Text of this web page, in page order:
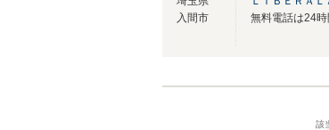
入間市
該